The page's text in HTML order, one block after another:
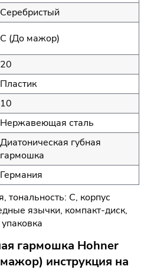
Серебристый
C (До мажор)
20
Пластик
10
Нержавеющая сталь
Диатоническая губная
гармошка
Германия
тональность: C, корпус
язычки, компакт-диск,
гармошка Hohner
инструкция на